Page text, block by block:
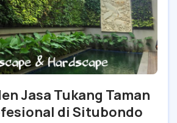
Jasa Tukang Taman
di Situbondo